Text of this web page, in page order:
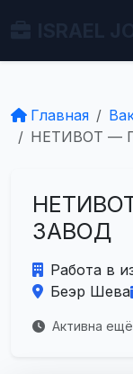
Главная
НЕТИВОТ —
ЗАВОД
Работа в
Беэр Шева
Активна